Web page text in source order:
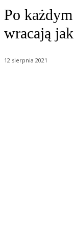
Po
wracają
12 sierpnia 2021